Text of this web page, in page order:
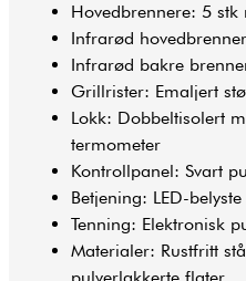
Hovedbrennere: 5
Infrarød
Infrarød bakre
Grillrister: Emaljert
Lokk: Dobbeltisolert
termometer
Kontrollpanel: Svart
Betjening: LED-
Tenning: Elektronisk
Materialer: Rustfritt